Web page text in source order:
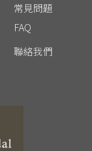
常見問題
FAQ
聯絡我們